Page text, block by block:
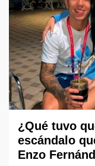
¿Qué tuvo
escándalo
Enzo